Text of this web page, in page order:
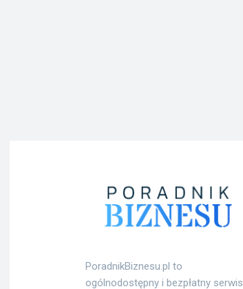
PoradnikBiznesu.pl to
ogólnodostępny i bezpłatny serwis